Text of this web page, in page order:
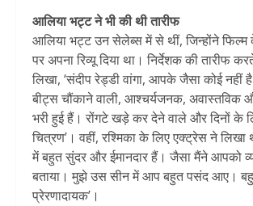
आलिया भट्ट ने भी की थी तारीफ
आलिया भट्ट उन सेलेब्स में से थीं, जिन्होंने
पर अपना रिव्यू दिया था। निर्देशक की तारीफ
लिखा, ‘संदीप रेड्डी वांगा, आपके जैसा कोई नहीं
बीट्स चौंकाने वाली, आश्चर्यजनक, अवास्तविक
भरी हुई हैं। रोंगटे खड़े कर देने वाले और दिनों के
चित्रण’। वहीं, रश्मिका के लिए एक्ट्रेस ने लिखा
में बहुत सुंदर और ईमानदार हैं। जैसा मैंने आपको
बताया। मुझे उस सीन में आप बहुत पसंद आए।
प्रेरणादायक’।